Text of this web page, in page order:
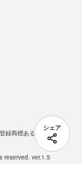
シェア
商標あるいは商標で
reserved. ver.1.5